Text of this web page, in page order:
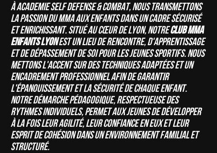
À ACADEMIE SELF DEFENSE & COMBAT, nous transmettons
la passion du MMA aux enfants dans un cadresécurisé
et enrichissant. Situé au cœur de Lyon, notreClub MMA
enfants Lyonest un lieu de rencontre, d'apprentissage
et de dépassement de soi pour les jeunes sportifs. Nous
mettons l'accent sur des techniques adaptées et un
encadrement professionnel afin de garantir
l'épanouissement et la sécurité de chaque enfant.
Notre démarche pédagogique, respectueuse des
rythmes individuels, permet aux jeunes de développer
à la fois leur agilité, leur confiance en eux et leur
esprit de cohésion dans un environnement familial et
structuré.